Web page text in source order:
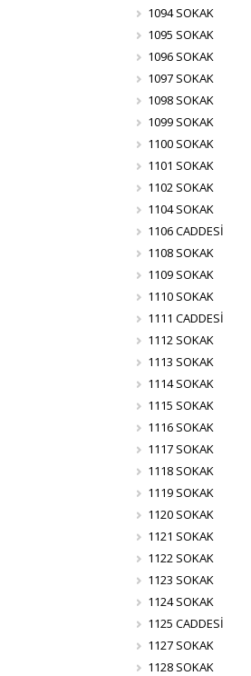
1094 SOKAK
1095 SOKAK
1096 SOKAK
1097 SOKAK
1098 SOKAK
1099 SOKAK
1100 SOKAK
1101 SOKAK
1102 SOKAK
1104 SOKAK
1106 CADDESİ
1108 SOKAK
1109 SOKAK
1110 SOKAK
1111 CADDESİ
1112 SOKAK
1113 SOKAK
1114 SOKAK
1115 SOKAK
1116 SOKAK
1117 SOKAK
1118 SOKAK
1119 SOKAK
1120 SOKAK
1121 SOKAK
1122 SOKAK
1123 SOKAK
1124 SOKAK
1125 CADDESİ
1127 SOKAK
1128 SOKAK